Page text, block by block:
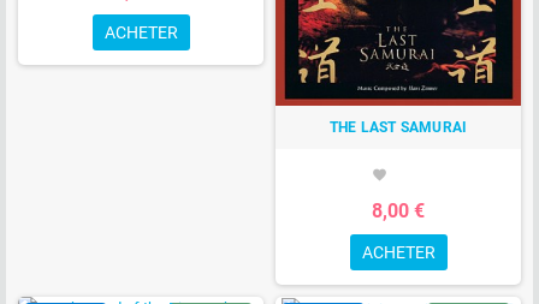
ACHETER
THE LAST SAMURAI
favorite
8,00 €
ACHETER